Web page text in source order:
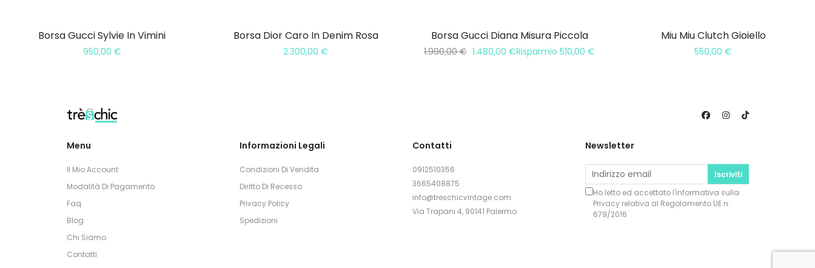
Borsa Gucci Sylvie In Vimini
950,00 €
Borsa Dior Caro In Denim Rosa
2.300,00 €
Borsa Gucci Diana Misura Piccola
1.990,00€ 1.480,00 €Risparmio 510,00 €
Miu Miu Clutch Gioiello
550,00 €
Menu
Il Mio Account
Modalità Di Pagamento
Faq
Blog
Chi Siamo
Contatti
Informazioni Legali
Condizioni Di Vendita
Diritto Di Recesso
Privacy Policy
Spedizioni
Contatti
0912510356
3665408875
info@treschicvintage.com
Via Trapani 4, 90141 Palermo
Newsletter
Iscriviti
Ho letto ed accettato l'informativa sulla
Privacyrelativa al Regolamento UE n.
679/2016